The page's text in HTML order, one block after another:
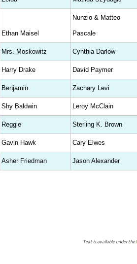
Ethan Maisel
Nunzio & Matteo
Pascale
Mrs. Moskowitz Cynthia Darlow
Harry Drake David Paymer
Benjamin Zachary Levi
Shy Baldwin Leroy McClain
Reggie Sterling K. Brown
Gavin Hawk Cary Elwes
Asher Friedman Jason Alexander
Text is available under the